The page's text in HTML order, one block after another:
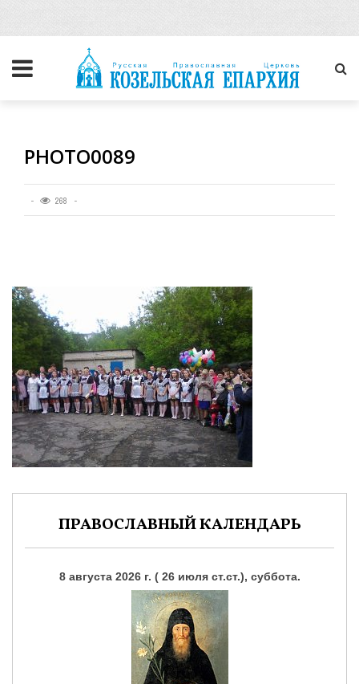
PHOTO0089
268
ПРАВОСЛАВНЫЙ КАЛЕНДАРЬ
8 августа 2026 г. ( 26 июля ст.ст.), суббота.